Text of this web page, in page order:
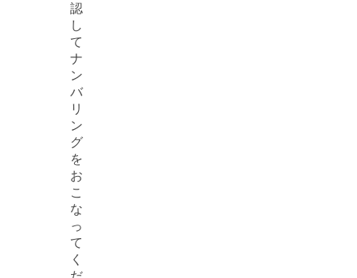
認
し
て
ナ
ン
バ
リ
ン
グ
を
お
こ
な
っ
て
く